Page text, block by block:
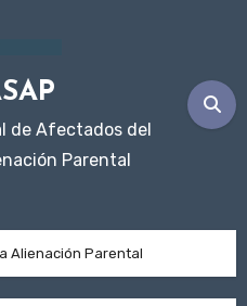
de Afectados del
Parental
Alienación Parental